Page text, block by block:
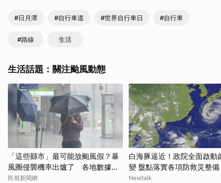
#日月潭 #自行車道 #世界自行車日 #自行車
#路線 生活
生活話題：關注颱風動態
「這些縣市」最可能放颱風假？暴
風圈侵襲機率出爐了 各地數據一
次看
民視新聞網
白海豚逼近！政院全面啟動
變 盤點落實各項防救災整備
Newtalk